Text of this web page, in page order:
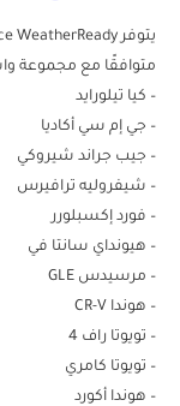
متوافقًا مع مجموعة
– كيا تيلورايد
– جي إم سي أكاديا
– جيب جراند شيروكي
– شيفروليه ترافيرس
– فورد إكسبلورر
– هيونداي سانتا في
– مرسيدس GLE
– هوندا CR-V
– تويوتا راف 4
– تويوتا كامري
– هوندا أكورد